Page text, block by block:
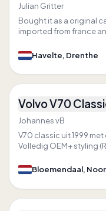
Julian Gritter
Bought it as a original
imported from france
Havelte, Drenthe
Volvo V70
Johannes vB
V70 classic uit 1999 met de 2.5T
Volledig OEM+ styling
Bloemendaal,